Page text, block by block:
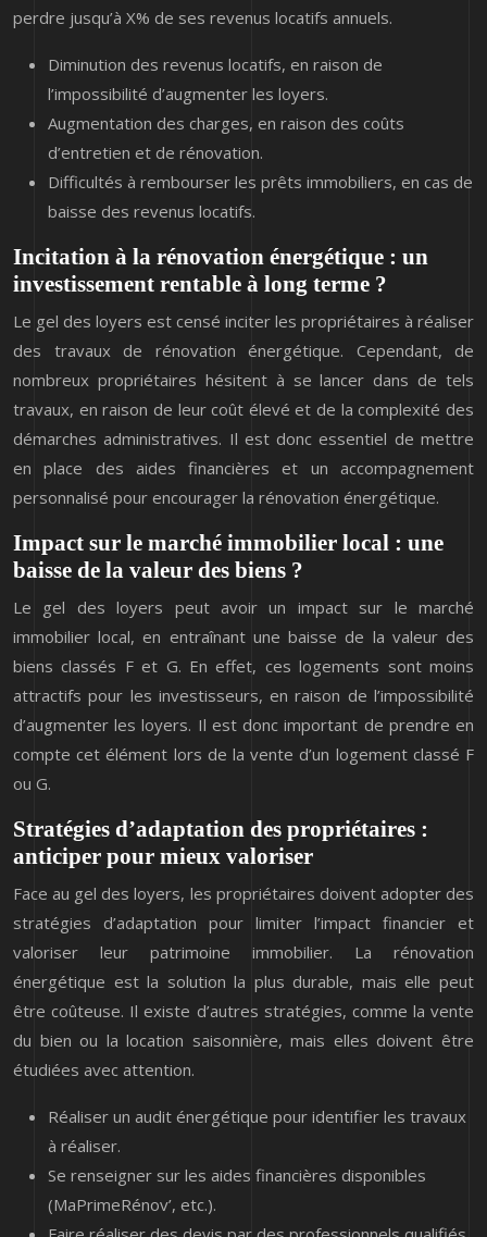
perdre jusqu’à X% de ses revenus locatifs annuels.
Diminution des revenus locatifs, en raison de
l’impossibilité d’augmenter les loyers.
Augmentation des charges, en raison des coûts
d’entretien et de rénovation.
Difficultés à rembourser les prêts immobiliers, en cas de
baisse des revenus locatifs.
Incitation à la rénovation énergétique : un
investissement rentable à long terme ?
Le gel des loyers est censé inciter les propriétaires à réaliser
des travaux de rénovation énergétique. Cependant, de
nombreux propriétaires hésitent à se lancer dans de tels
travaux, en raison de leur coût élevé et de la complexité des
démarches administratives. Il est donc essentiel de mettre
en place des aides financières et un accompagnement
personnalisé pour encourager la rénovation énergétique.
Impact sur le marché immobilier local : une
baisse de la valeur des biens ?
Le gel des loyers peut avoir un impact sur le marché
immobilier local, en entraînant une baisse de la valeur des
biens classés F et G. En effet, ces logements sont moins
attractifs pour les investisseurs, en raison de l’impossibilité
d’augmenter les loyers. Il est donc important de prendre en
compte cet élément lors de la vente d’un logement classé F
ou G.
Stratégies d’adaptation des propriétaires :
anticiper pour mieux valoriser
Face au gel des loyers, les propriétaires doivent adopter des
stratégies d’adaptation pour limiter l’impact financier et
valoriser leur patrimoine immobilier. La rénovation
énergétique est la solution la plus durable, mais elle peut
être coûteuse. Il existe d’autres stratégies, comme la vente
du bien ou la location saisonnière, mais elles doivent être
étudiées avec attention.
Réaliser un audit énergétique pour identifier les travaux
à réaliser.
Se renseigner sur les aides financières disponibles
(MaPrimeRénov’, etc.).